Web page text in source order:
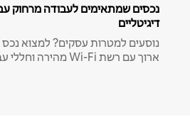
נכסים שמתאימים לעבודה מרחוק
דיגיטליים
נוסעים למטרות עסקים? למצוא
ארוך עם רשת Wi-Fi מהירה וחללי עבודה ייעודיים.